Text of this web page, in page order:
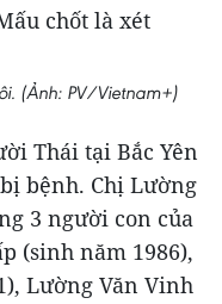
(Ảnh: PV/Vietnam+)
Thái tại Bắc Yên
bệnh. Chị Lường
3 người con của
(sinh năm 1986),
Lường Văn Vinh